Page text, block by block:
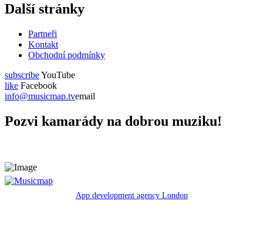
Další stránky
Partneři
Kontakt
Obchodní podmínky
subscribeYouTube
like Facebook
info@musicmap.tvemail
Pozvi kamarády na dobrou muziku!
App development agency London